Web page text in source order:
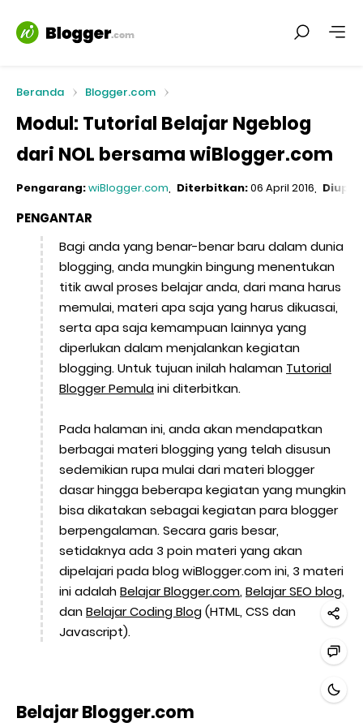
Beranda Blogger.com
Modul: Tutorial Belajar Ngeblog
dari NOL bersama wiBlogger.com
Pengarang:wiBlogger.com Diterbitkan:06 April 2016
PENGANTAR
Bagi anda yang benar-benar baru dalam dunia
blogging, anda mungkin bingung menentukan
titik awal proses belajar anda, dari mana harus
memulai, materi apa saja yang harus dikuasai,
serta apa saja kemampuan lainnya yang
diperlukan dalam menjalankan kegiatan
blogging. Untuk tujuan inilah halaman Tutorial
Blogger Pemulaini diterbitkan.
Pada halaman ini, anda akan mendapatkan
berbagai materi blogging yang telah disusun
sedemikian rupa mulai dari materi blogger
dasar hingga beberapa kegiatan yang mungkin
bisa dikatakan sebagai kegiatan para blogger
berpengalaman. Secara garis besar,
setidaknya ada 3 poin materi yang akan
dipelajari pada blog wiBlogger.com ini, 3 materi
ini adalahBelajar Blogger.com, Belajar SEO blog,
danBelajar Coding Blog(HTML, CSS dan
Javascript).
Belajar Blogger.com